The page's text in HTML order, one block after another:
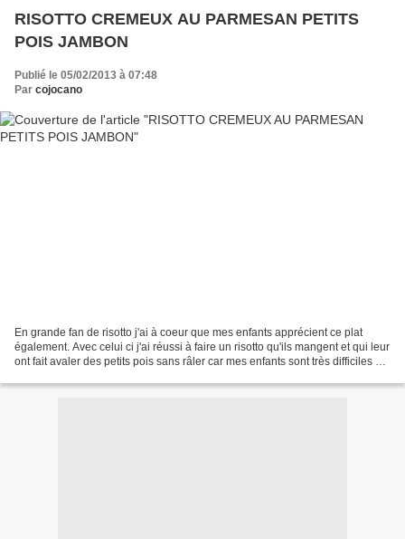
RISOTTO CREMEUX AU PARMESAN PETITS
POIS JAMBON
Publié le 05/02/2013 à 07:48
Par cojocano
En grande fan de risotto j'ai à coeur que mes enfants apprécient ce plat
également. Avec celui ci j'ai réussi à faire un risotto qu'ils mangent et qui leur
ont fait avaler des petits pois sans râler car mes enfants sont très difficiles à